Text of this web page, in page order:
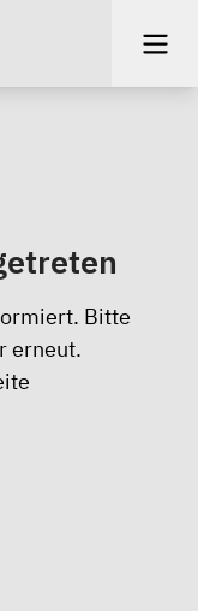
Bitte
erneut.